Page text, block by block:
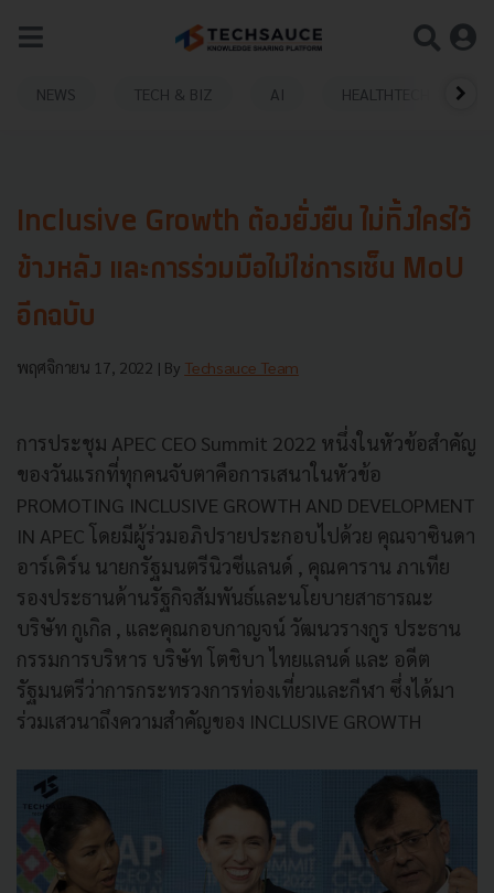
NEWS TECH & BIZ AI HEALTHTECH
Inclusive Growth ต้องยั่งยืน ไม่ทิ้งใครไว้
ข้างหลัง และการร่วมมือไม่ใช่การเซ็น MoU
อีกฉบับ
พฤศจิกายน 17, 2022 | By Techsauce Team
การประชุม APEC CEO Summit 2022 หนึ่งในหัวข้อสำคัญ
ของวันแรกที่ทุกคนจับตาคือการเสนาในหัวข้อ
PROMOTING INCLUSIVE GROWTH AND DEVELOPMENT
IN APEC โดยมีผู้ร่วมอภิปรายประกอบไปด้วย คุณจาซินดา
อาร์เดิร์น นายกรัฐมนตรีนิวซีแลนด์ , คุณคาราน ภาเทีย
รองประธานด้านรัฐกิจสัมพันธ์และนโยบายสาธารณะ
บริษัท กูเกิล , และคุณกอบกาญจน์ วัฒนวรางกูร ประธาน
กรรมการบริหาร บริษัท โตชิบา ไทยแลนด์ และ อดีต
รัฐมนตรีว่าการกระทรวงการท่องเที่ยวและกีฬา ซึ่งได้มา
ร่วมเสวนาถึงความสำคัญของ INCLUSIVE GROWTH